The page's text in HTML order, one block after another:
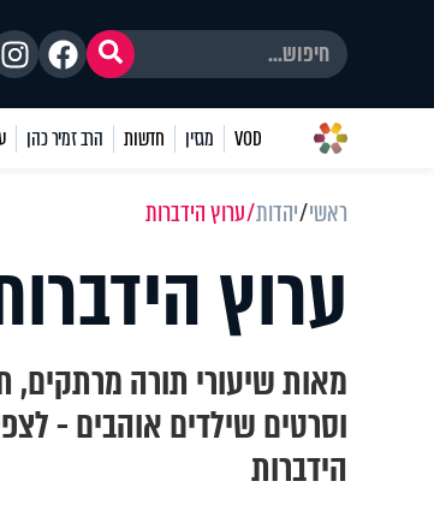
VOD מגזין חדשות הרב זמיר כהן
ראשי יהדות ערוץ הידברות
ערוץ
מאות שיעורי תורה מרתקים,
וסרטים שילדים אוהבים -
הידברות